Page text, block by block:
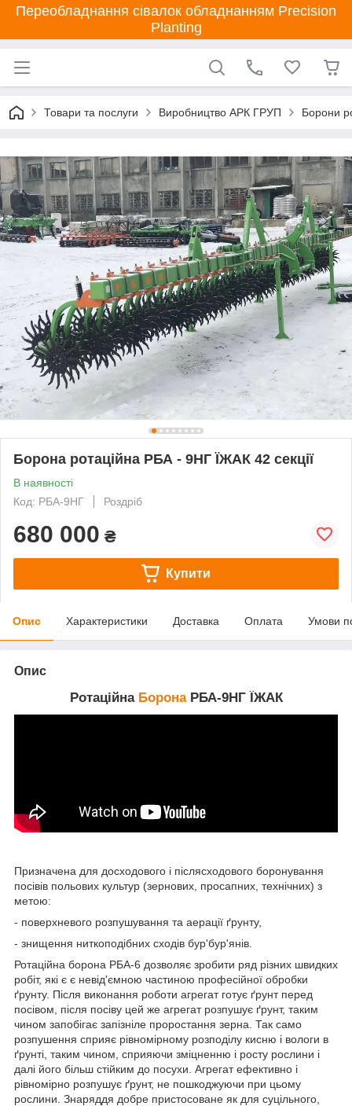
Переобладнання сівалок обладнанням Precision
Planting
Товари та послуги Виробництво АРК ГРУП Борони
Борона ротаційна РБА - 9НГ ЇЖАК 42 секції
В наявності
Код: РБА-9НГ
Роздріб
680 000 ₴
Купити
Опис Характеристики Доставка Оплата Умови
Опис
Ротаційна БоронаРБА-9НГ ЇЖАК
Призначена для досходового і післясходового боронування
посівів польових культур (зернових, просапних, технічних) з
метою:
- поверхневого розпушування та аерації ґрунту,
- знищення ниткоподібних сходів бур'бур'янів.
Ротаційна борона РБА-6 дозволяє зробити ряд різних швидких
робіт, які є є невід'ємною частиною професійної обробки
ґрунту. Після виконання роботи агрегат готує ґрунт перед
посівом, після посіву цей же агрегат розпушує ґрунт, таким
чином запобігає запізніле проростання зерна. Так само
розпушення сприяє рівномірному розподілу кисню і вологи в
ґрунті, таким чином, сприяючи зміцненню і росту рослини і
далі його більш стійким до посухи. Агрегат ефективно і
рівномірно розпушує ґрунт, не пошкоджуючи при цьому
рослини. Знаряддя добре пристосоване як для суцільного,